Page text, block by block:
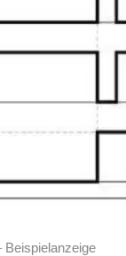
Beispielanzeige